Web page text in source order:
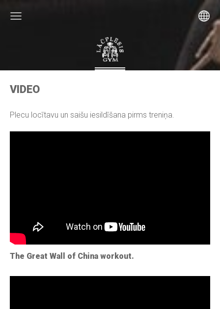
VIDEO
Plecu locītavu un saišu iesildīšana pirms treniņa.
The Great Wall of China workout.